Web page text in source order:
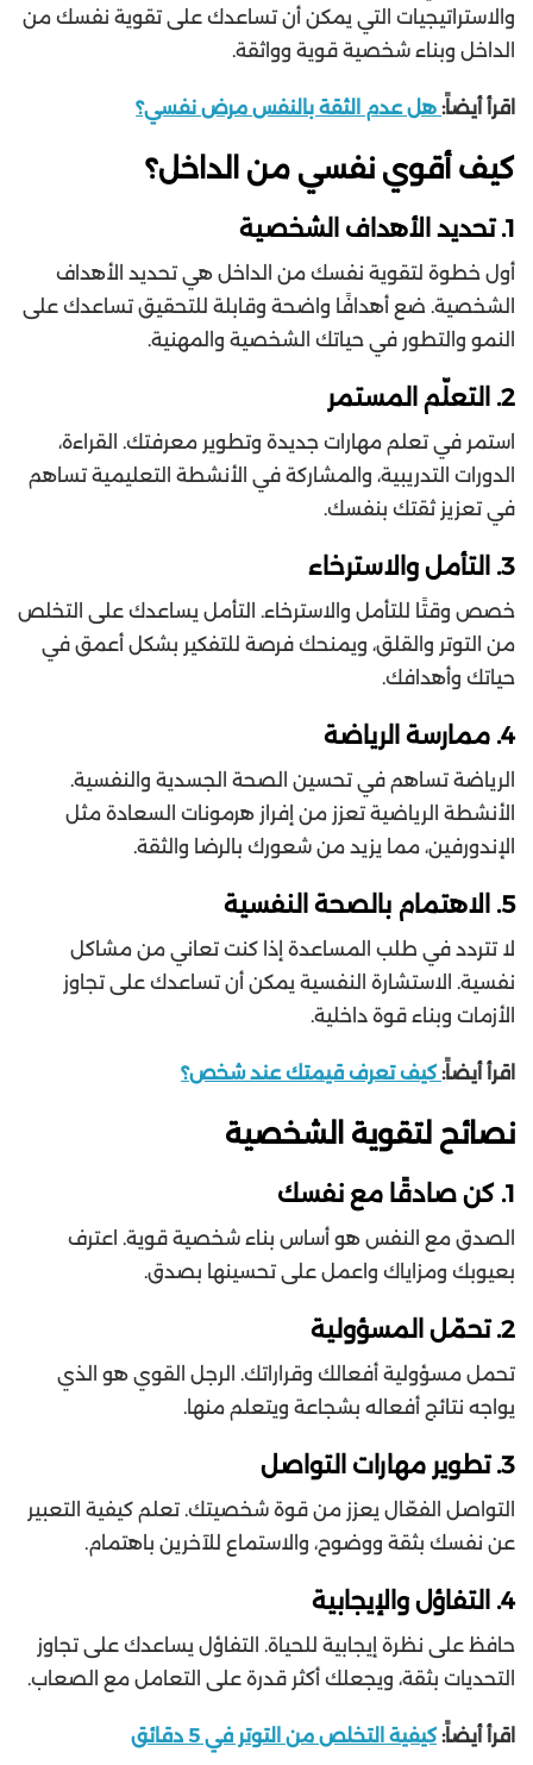
والاستراتيجيات التي يمكن أن تساعدك على تقوية نفسك من
الداخل وبناء شخصية قوية وواثقة.
اقرأ أيضاً:هل عدم الثقة بالنفس مرض نفسي؟
كيف أقوي نفسي من الداخل؟
1. تحديد الأهداف الشخصية
أول خطوة لتقوية نفسك من الداخل هي تحديد الأهداف
الشخصية. ضع أهدافًا واضحة وقابلة للتحقيق تساعدك على
النمو والتطور في حياتك الشخصية والمهنية.
2. التعلّم المستمر
استمر في تعلم مهارات جديدة وتطوير معرفتك. القراءة،
الدورات التدريبية، والمشاركة في الأنشطة التعليمية تساهم
في تعزيز ثقتك بنفسك.
3. التأمل والاسترخاء
خصص وقتًا للتأمل والاسترخاء. التأمل يساعدك على التخلص
من التوتر والقلق، ويمنحك فرصة للتفكير بشكل أعمق في
حياتك وأهدافك.
4. ممارسة الرياضة
الرياضة تساهم في تحسين الصحة الجسدية والنفسية.
الأنشطة الرياضية تعزز من إفراز هرمونات السعادة مثل
الإندورفين، مما يزيد من شعورك بالرضا والثقة.
5. الاهتمام بالصحة النفسية
لا تتردد في طلب المساعدة إذا كنت تعاني من مشاكل
نفسية. الاستشارة النفسية يمكن أن تساعدك على تجاوز
الأزمات وبناء قوة داخلية.
اقرأ أيضاً:كيف تعرف قيمتك عند شخص؟
نصائح لتقوية الشخصية
1. كن صادقًا مع نفسك
الصدق مع النفس هو أساس بناء شخصية قوية. اعترف
بعيوبك ومزاياك واعمل على تحسينها بصدق.
2. تحمّل المسؤولية
تحمل مسؤولية أفعالك وقراراتك. الرجل القوي هو الذي
يواجه نتائج أفعاله بشجاعة ويتعلم منها.
3. تطوير مهارات التواصل
التواصل الفعّال يعزز من قوة شخصيتك. تعلم كيفية التعبير
عن نفسك بثقة ووضوح، والاستماع للآخرين باهتمام.
4. التفاؤل والإيجابية
حافظ على نظرة إيجابية للحياة. التفاؤل يساعدك على تجاوز
التحديات بثقة، ويجعلك أكثر قدرة على التعامل مع الصعاب.
اقرأ أيضاً: كيفية التخلص من التوتر في 5 دقائق